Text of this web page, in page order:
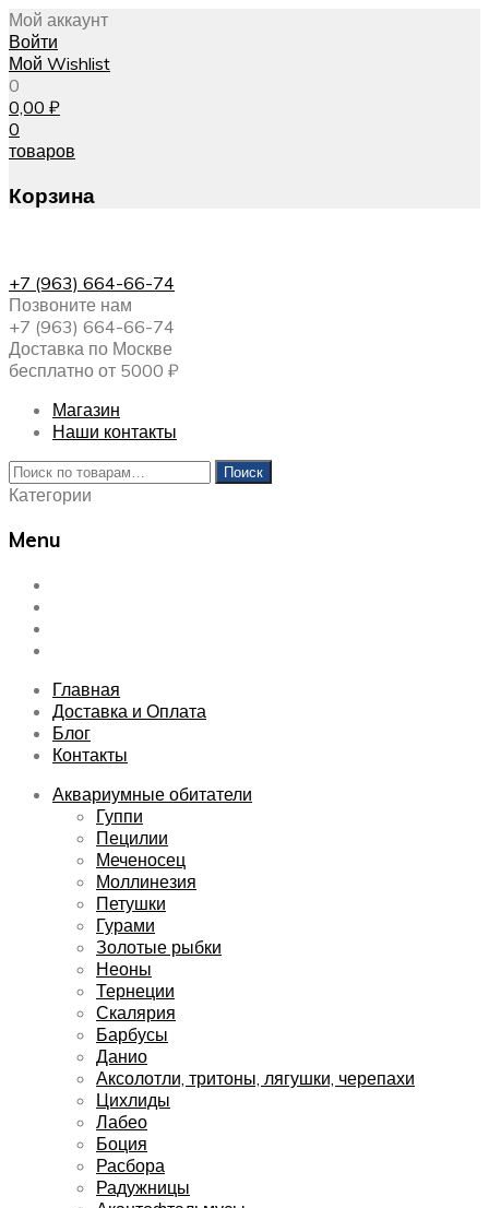
Мой аккаунт
Войти
Мой Wishlist
0
0,00 ₽
0
товаров
Корзина
+7 (963) 664-66-74
Позвоните нам
+7 (963) 664-66-74
Доставка по Москве
бесплатно от 5000 ₽
Магазин
Наши контакты
Искать:
Поиск
Категории
Menu
Skip
content
Главная
Доставка и Оплата
Блог
Контакты
Аквариумные обитатели
Гуппи
Пецилии
Меченосец
Моллинезия
Петушки
Гурами
Золотые рыбки
Неоны
Тернеции
Скалярия
Барбусы
Данио
Аксолотли, тритоны, лягушки, черепахи
Цихлиды
Лабео
Боция
Расбора
Радужницы